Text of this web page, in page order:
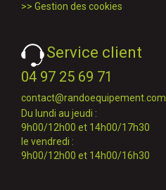
>> Gestion des cookies
Service client
04 97 25 69 71
contact@randoequipement.com
Du lundi au jeudi :
9h00/12h00 et 14h00/17h30
le vendredi :
9h00/12h00 et 14h00/16h30